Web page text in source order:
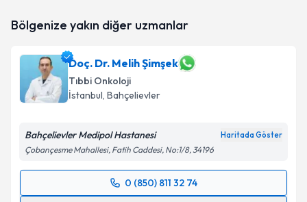
takvimi talebi oluşturun. Size bu uzmandan randevu
bilgilendireceğiz.
E-posta Adresiniz
Kişisel verilerimin işlenmesine ilişkin
kapsamda işlenmesini kabul ediyorum.
Bölgenize yakın diğer uzmanlar
Doç. Dr. Melih Şimşek
Tıbbi Onkoloji
İstanbul, Bahçelievler
Bahçelievler Medipol Hastanesi Haritada Göster
Çobançesme Mahallesi, Fatih Caddesi, No:1/8, 34196
0 (850) 811 32 74
Randevu Takvimi Talebi